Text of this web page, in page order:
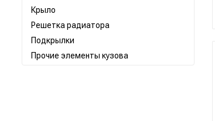
Крыло
Решетка радиатора
Подкрылки
Прочие элементы кузова